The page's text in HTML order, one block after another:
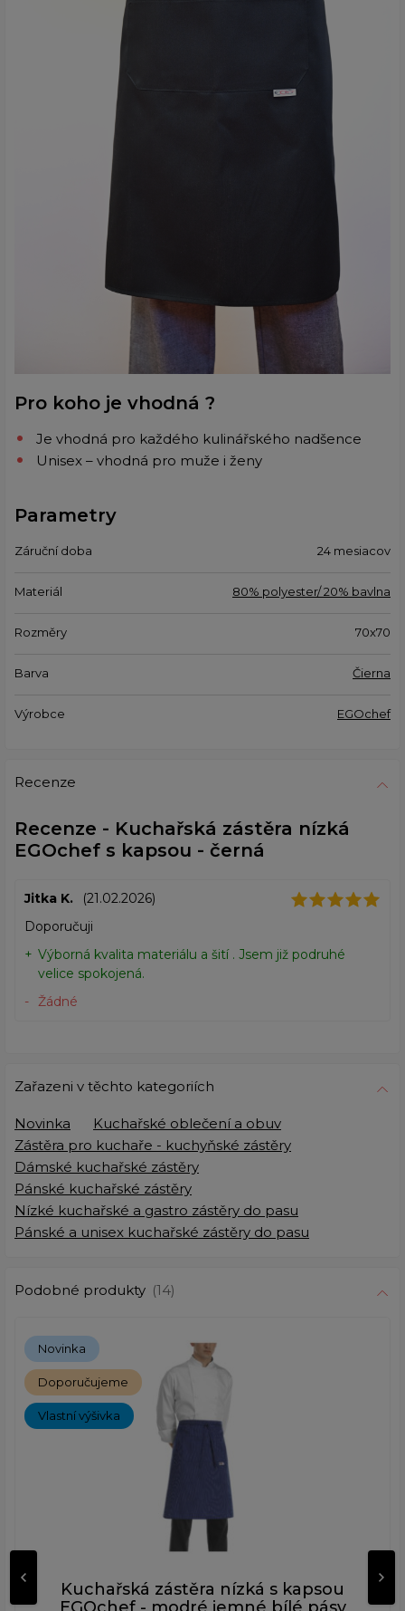
Pro koho je vhodná ?
Je vhodná pro každého kulinářského nadšence
Unisex – vhodná pro muže i ženy
Parametry
Záruční doba 24 mesiacov
Materiál 80% polyester/ 20% bavlna
Rozměry 70x70
Barva Čierna
Výrobce EGOchef
Recenze
Recenze - Kuchařská zástěra nízká
EGOchef s kapsou - černá
Jitka K.
(21.02.2026)
Doporučuji
Výborná kvalita materiálu a šití . Jsem již podruhé
velice spokojená.
Žádné
Zařazeni v těchto kategoriích
Novinka
Kuchařské oblečení a obuv
Zástěra pro kuchaře - kuchyňské zástěry
Dámské kuchařské zástěry
Pánské kuchařské zástěry
Nízké kuchařské a gastro zástěry do pasu
Pánské a unisex kuchařské zástěry do pasu
Podobné produkty (14)
Novinka
Doporučujeme
Vlastní výšivka
Kuchařská zástěra nízká s kapsou